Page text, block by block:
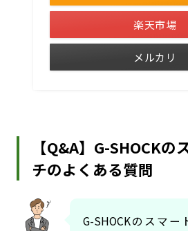
楽天市場
メルカリ
【Q&A】G-SHOCKの
チのよくある質問
G-SHOCKのスマ